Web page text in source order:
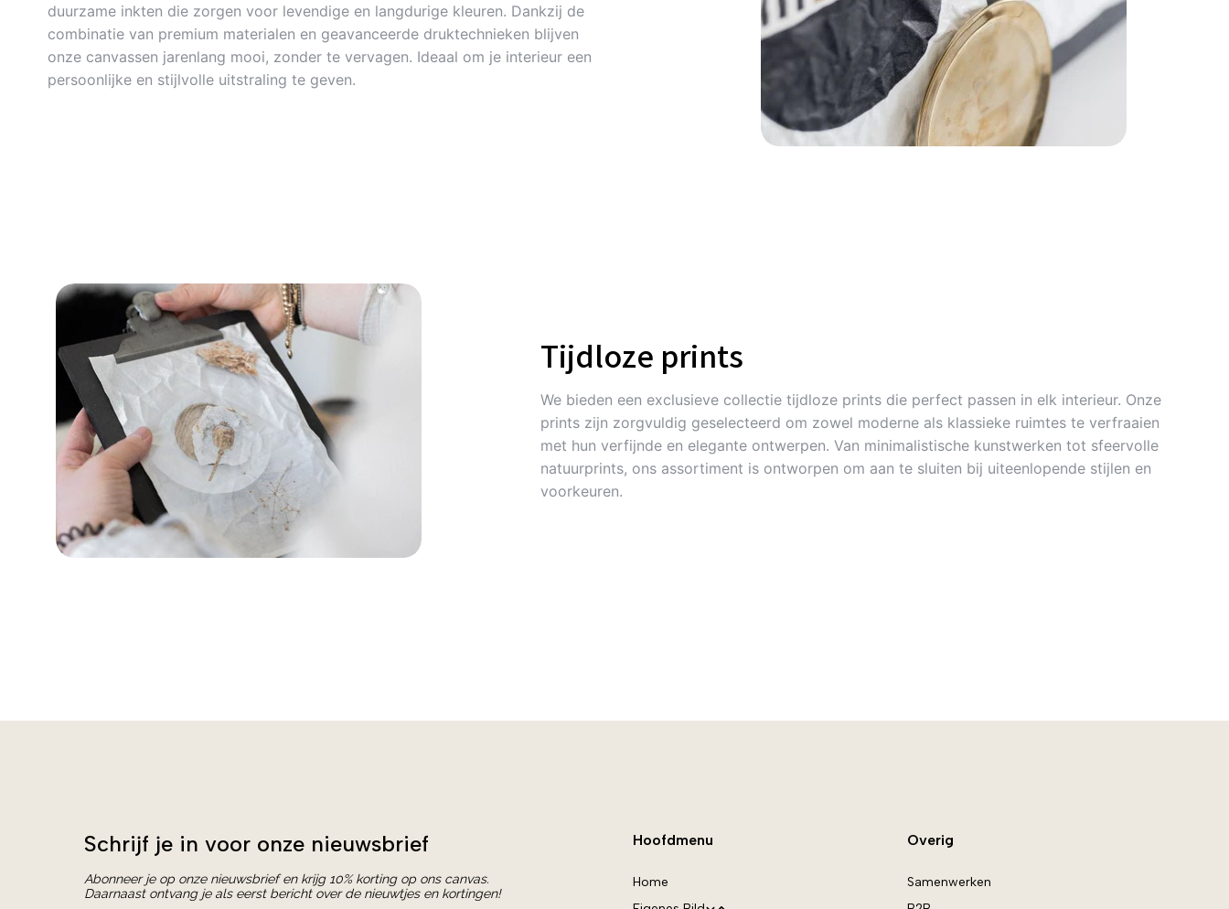
duurzame inkten die zorgen voor levendige en langdurige kleuren. Dankzij de
combinatie van premium materialen en geavanceerde druktechnieken blijven
onze canvassen jarenlang mooi, zonder te vervagen. Ideaal om je interieur een
persoonlijke en stijlvolle uitstraling te geven.
Tijdloze prints
We bieden een exclusieve collectie tijdloze prints die perfect passen in elk interieur. Onze
prints zijn zorgvuldig geselecteerd om zowel moderne als klassieke ruimtes te verfraaien
met hun verfijnde en elegante ontwerpen. Van minimalistische kunstwerken tot sfeervolle
natuurprints, ons assortiment is ontworpen om aan te sluiten bij uiteenlopende stijlen en
voorkeuren.
Schrijf je in voor onze nieuwsbrief
Abonneer je op onze nieuwsbrief en krijg 10% korting op ons canvas.
Daarnaast ontvang je als eerst bericht over de nieuwtjes en kortingen!
Hoofdmenu
Home
Overig
Samenwerken